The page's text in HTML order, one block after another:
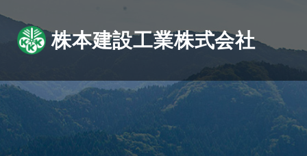
株本建設工業株式会社
ABOUT
企業情報
企業情報トップ
ト
MOVIE
動画で紹介
BUSINESS
事業紹介
事業紹介トップ
WORKS
施工実績
施工実績トップ